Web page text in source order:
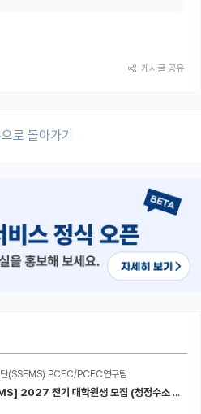
게시글 공유
로 돌아가기
단(SSEMS) PCFC/PCEC연구팀
[KIST 수소에너지소재연구단 SSEMS] 2027 전기 대학원생 모집 (청정수소 생산/활용을 위한 프로톤 세라믹 전지)